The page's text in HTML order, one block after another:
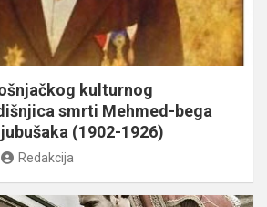
kulturnog
smrti Mehmed-bega
(1902-1926)
Redakcija